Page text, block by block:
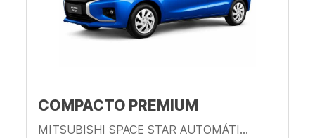
COMPACTO PREMIUM
MITSUBISHI SPACE STAR AUTOMÁTICO